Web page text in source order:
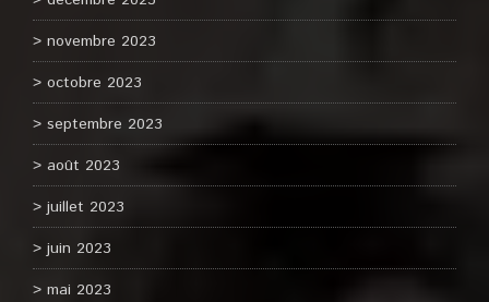
novembre 2023
octobre 2023
septembre 2023
août 2023
juillet 2023
juin 2023
mai 2023